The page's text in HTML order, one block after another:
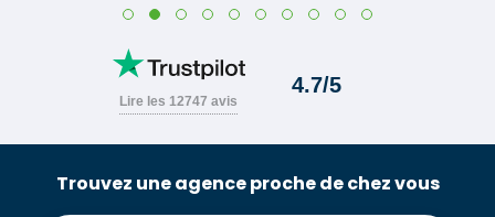
Trouvez une agence proche de chez vous